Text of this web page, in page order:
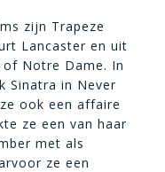
zijn Trapeze
Lancaster en uit
Notre Dame. In
Sinatra in Never
ook een affaire
ze een van haar
met als
ze een